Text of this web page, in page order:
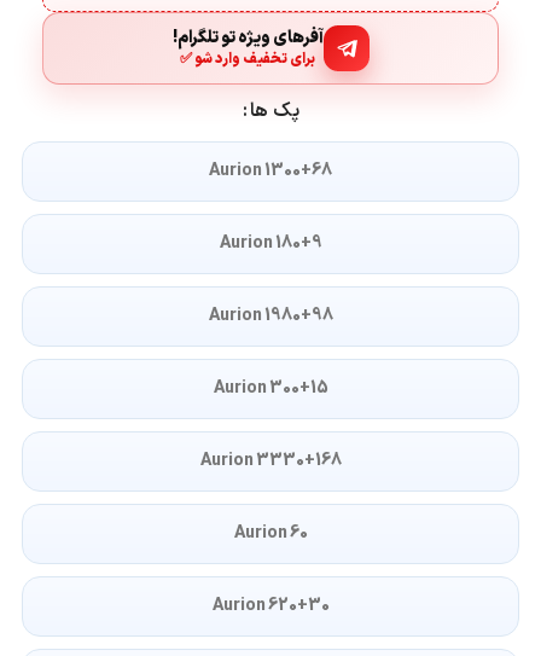
آفرهای ویژه تو تلگرام!
برای تخفیف وارد شو ✅
پک ها
1300+68 Aurion
180+9 Aurion
1980+98 Aurion
300+15 Aurion
3330+168 Aurion
60 Aurion
620+30 Aurion